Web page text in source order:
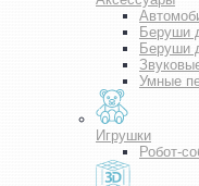
Беруши
Беруши
Умные
Игрушки
Робот-